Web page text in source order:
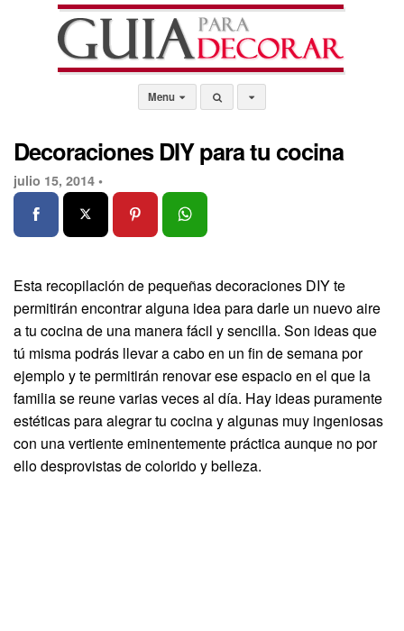
Menu
Decoraciones DIY para tu cocina
julio 15, 2014 •
Esta recopilación de pequeñas decoraciones DIY te
permitirán encontrar alguna idea para darle un nuevo aire
a tu cocina de una manera fácil y sencilla. Son ideas que
tú misma podrás llevar a cabo en un fin de semana por
ejemplo y te permitirán renovar ese espacio en el que la
familia se reune varias veces al día. Hay ideas puramente
estéticas para alegrar tu cocina y algunas muy ingeniosas
con una vertiente eminentemente práctica aunque no por
ello desprovistas de colorido y belleza.